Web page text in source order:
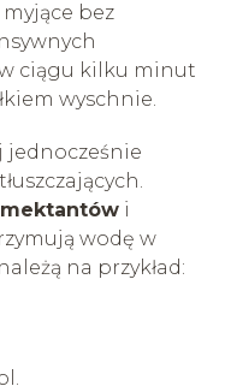
bez
ciągu kilku minut
wyschnie.
jednocześnie
i
wodę w
na przykład: